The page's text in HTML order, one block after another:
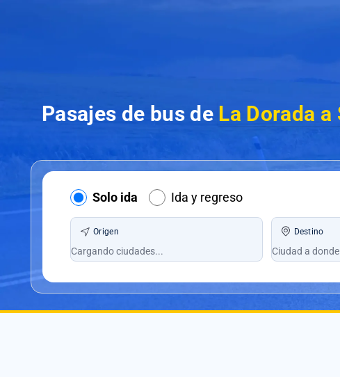
Pasajes de bus de La Dorada
Solo ida Ida y regreso
Origen Destino